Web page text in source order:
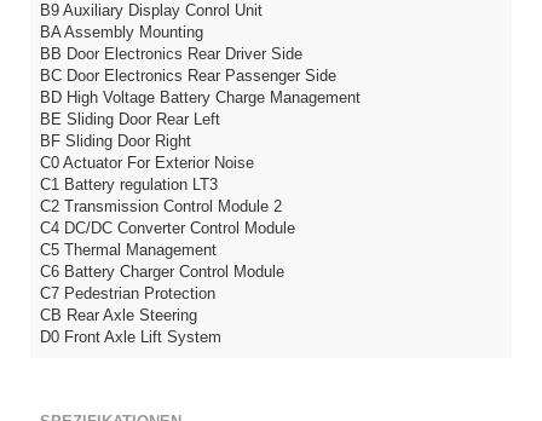
B9 Auxiliary Display Conrol Unit
BA Assembly Mounting
BB Door Electronics Rear Driver Side
BC Door Electronics Rear Passenger Side
BD High Voltage Battery Charge Management
BE Sliding Door Rear Left
BF Sliding Door Right
C0 Actuator For Exterior Noise
C1 Battery regulation LT3
C2 Transmission Control Module 2
C4 DC/DC Converter Control Module
C5 Thermal Management
C6 Battery Charger Control Module
C7 Pedestrian Protection
CB Rear Axle Steering
D0 Front Axle Lift System